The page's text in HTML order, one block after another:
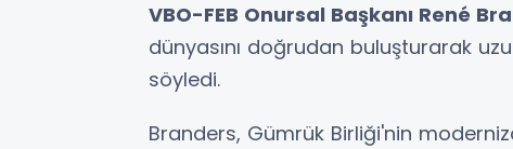
VBO-FEB Onursal Başkanı René
dünyasını doğrudan buluşturarak
söyledi.
Branders, Gümrük Birliği'nin